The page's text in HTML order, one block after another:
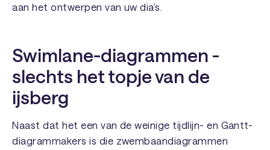
aan het ontwerpen van uw dia’s.
Swimlane-diagrammen -
slechts het topje van de
ijsberg
Naast dat het een van de weinige tijdlijn- en Gantt-
diagrammakers is die zwembaandiagrammen